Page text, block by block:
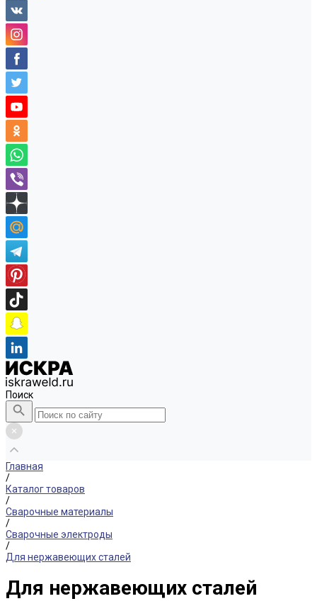
Поиск
Главная
/
Каталог товаров
/
Сварочные материалы
/
Сварочные электроды
/
Для нержавеющих сталей
Для нержавеющих сталей